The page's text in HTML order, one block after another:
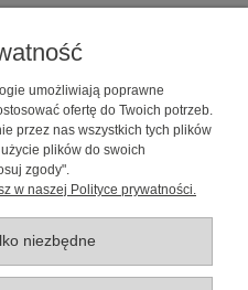
| ul. Strzelecka 54/56, 64-
| telefon: 600 189 631, e-mail:
Łukasz Wiśniewski2021 |
umożliwiają poprawne
ofertę do Twoich potrzeb.
przez nas wszystkich tych plików
plików do swoich
zgody".
w naszej Polityce prywatności.
niezbędne